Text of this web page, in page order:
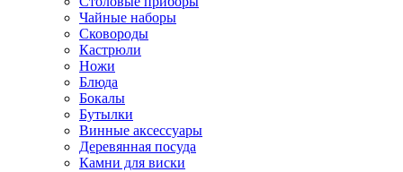
Чайные наборы
Сковороды
Кастрюли
Ножи
Блюда
Бокалы
Бутылки
Винные аксессуары
Деревянная посуда
Камни для виски